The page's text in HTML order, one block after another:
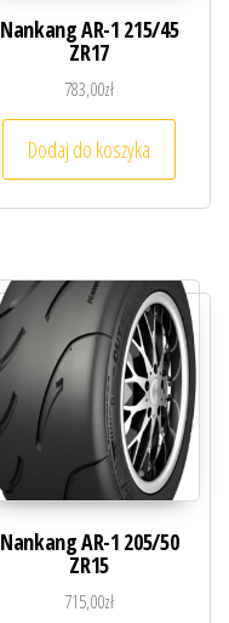
Nankang AR-1 215/45
ZR17
783,00zł
Dodaj do koszyka
Nankang AR-1 205/50
ZR15
715,00zł